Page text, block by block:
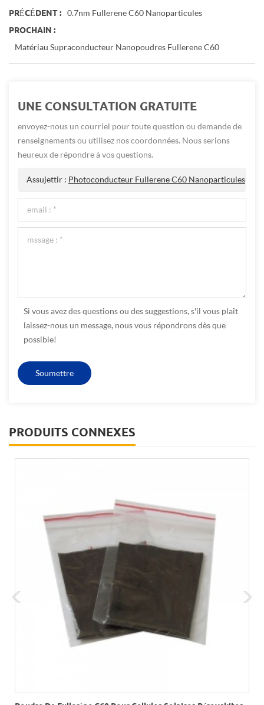
PRÉCÉDENT : 0.7nm Fullerene C60 Nanoparticules
PROCHAIN :
Matériau Supraconducteur Nanopoudres Fullerene C60
UNE CONSULTATION GRATUITE
envoyez-nous un courriel pour toute question ou demande de
renseignements ou utilisez nos coordonnées. Nous serions
heureux de répondre à vos questions.
Assujettir : Photoconducteur Fullerene C60 Nanoparticules
Si vous avez des questions ou des suggestions, s'il vous plaît
laissez-nous un message, nous vous répondrons dès que
possible!
PRODUITS CONNEXES